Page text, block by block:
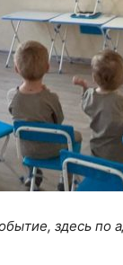
здесь по